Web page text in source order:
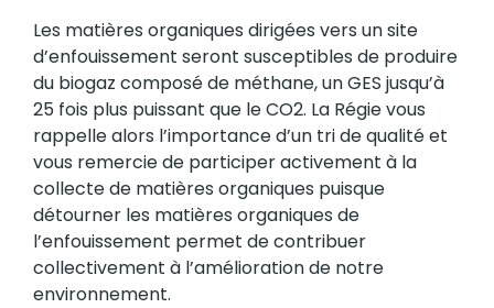
Les matières organiques dirigées vers un site
d’enfouissement seront susceptibles de produire
du biogaz composé de méthane, un GES jusqu’à
25 fois plus puissant que le CO2. La Régie vous
rappelle alors l’importance d’un tri de qualité et
vous remercie de participer activement à la
collecte de matières organiques puisque
détourner les matières organiques de
l’enfouissement permet de contribuer
collectivement à l’amélioration de notre
environnement.